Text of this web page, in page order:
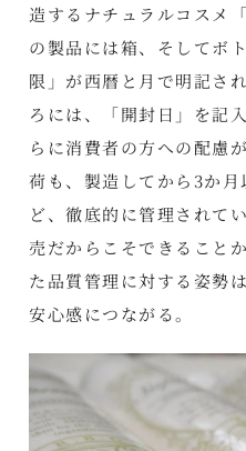
造するナチュラルコスメ
の製品には箱、そしてボ
限」が西暦と月で明記さ
ろには、「開封日」を記
らに消費者の方への配慮
荷も、製造してから3か
ど、徹底的に管理されて
売だからこそできること
た品質管理に対する姿勢
安心感につながる。